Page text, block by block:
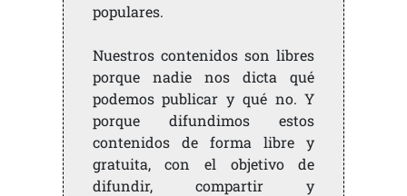
populares.
Nuestros contenidos son libres
porque nadie nos dicta qué
podemos publicar y qué no. Y
porque difundimos estos
contenidos de forma libre y
gratuita, con el objetivo de
difundir, compartir y